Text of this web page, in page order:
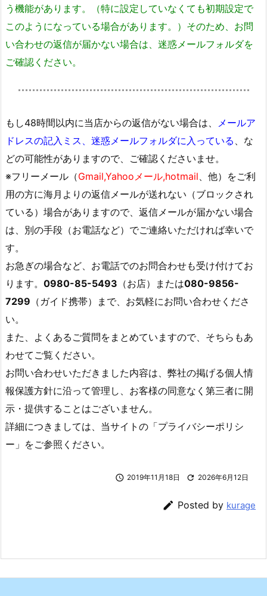
う機能があります。（特に設定していなくても初期設定で
このようになっている場合があります。）そのため、お問
い合わせの返信が届かない場合は、迷惑メールフォルダを
ご確認ください。
もし48時間以内に当店からの返信がない場合は、
メールア
ドレスの記入ミス、迷惑メールフォルダに入っている 、な
どの可能性がありますので、ご確認くださいませ。
※フリーメール（Gmail,Yahooメール,hotmail 、他）をご利
用の方に海月よりの返信メールが送れない（ブロックされ
ている）場合がありますので、返信メールが届かない場合
は、別の手段（お電話など）でご連絡いただければ幸いで
す。
お急ぎの場合など、お電話でのお問合わせも受け付けてお
ります。 0980-85-5493 （お店）または080-9856-
7299 （ガイド携帯）まで、お気軽にお問い合わせくださ
い。
また、よくあるご質問をまとめていますので、そちらもあ
わせてご覧ください。
お問い合わせいただきました内容は、弊社の掲げる個人情
報保護方針に沿って管理し、お客様の同意なく第三者に開
示・提供することはございません。
詳細につきましては、当サイトの「プライバシーポリシ
ー」をご参照ください。
 2019年11月18日  2026年6月12日
 Posted by kurage